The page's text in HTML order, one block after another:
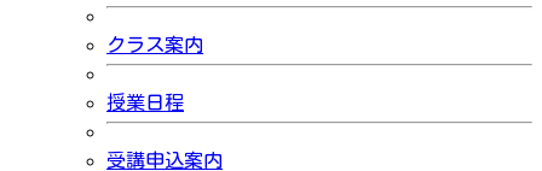
クラス案内
授業日程
受講申込案内